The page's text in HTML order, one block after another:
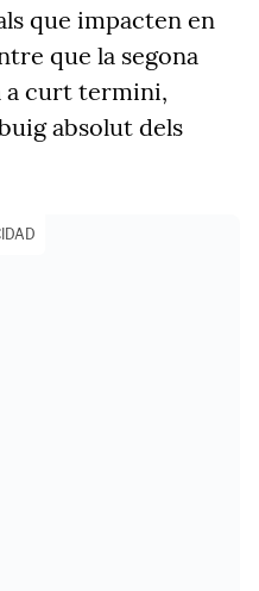
que impacten en
que la segona
curt termini,
absolut dels